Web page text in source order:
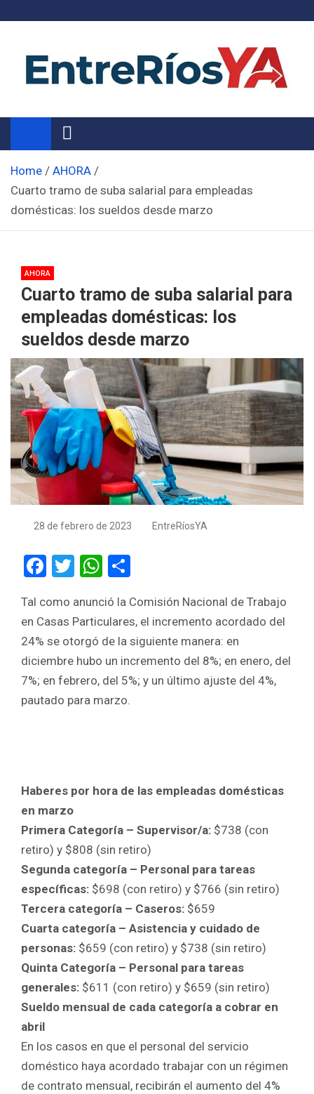
Noticias de Entre Ríos
Información de toda la provincia ahora
Home
AHORA
Cuarto tramo de suba salarial para empleadas
domésticas: los sueldos desde marzo
AHORA
Cuarto tramo de suba salarial para
empleadas domésticas: los
sueldos desde marzo
28 de febrero de 2023 EntreRíosYA
F
ce
b
o
o
k
T
tt
er
W
at
s
A
p
p
ar
e
Tal como anunció la Comisión Nacional de Trabajo
en Casas Particulares, el incremento acordado del
24% se otorgó de la siguiente manera: en
diciembre hubo un incremento del 8%; en enero, del
7%; en febrero, del 5%; y un último ajuste del 4%,
pautado para marzo.
Haberes por hora de las empleadas domésticas
en marzo
Primera Categoría – Supervisor/a: $738 (con
retiro) y $808 (sin retiro)
Segunda categoría – Personal para tareas
específicas: $698 (con retiro) y $766 (sin retiro)
Tercera categoría – Caseros: $659
Cuarta categoría – Asistencia y cuidado de
personas: $659 (con retiro) y $738 (sin retiro)
Quinta Categoría – Personal para tareas
generales: $611 (con retiro) y $659 (sin retiro)
Sueldo mensual de cada categoría a cobrar en
abril
En los casos en que el personal del servicio
doméstico haya acordado trabajar con un régimen
de contrato mensual, recibirán el aumento del 4%